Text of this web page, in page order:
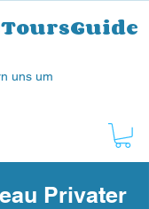
uns um
Privater